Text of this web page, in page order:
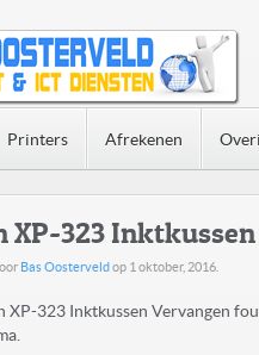
Printers Afrekenen
XP-323
Bas Oosterveldop 1 oktober, 2016
XP-323 Inktkussen Vervangen